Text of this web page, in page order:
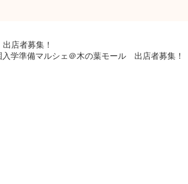
店者募集！
学準備マルシェ＠木の葉モール 出店者募集！